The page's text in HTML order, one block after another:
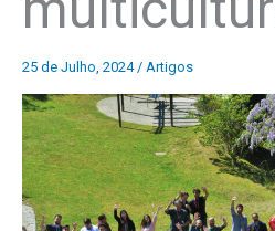
25 de Julho, 2024 / Artigos